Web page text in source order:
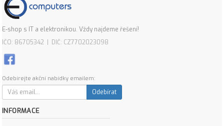
E-shop s IT a elektronikou. Vždy najdeme řešení!
IČO: 86705342 | DIČ: CZ7702023098
Odebírejte akční nabídky emailem:
Odebírat
INFORMACE